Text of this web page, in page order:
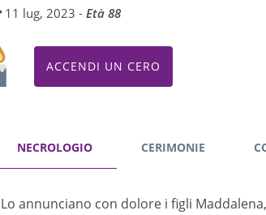
11 lug, 2023 - Età 88
ACCENDI UN CERO
NECROLOGIO CERIMONIE
Lo annunciano con dolore i figli